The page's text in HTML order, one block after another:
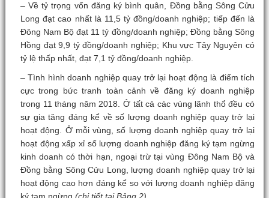
– Về tỷ trọng vốn đăng ký bình quân, Đồng bằng Sông Cửu
Long đạt cao nhất là 11,5 tỷ đồng/doanh nghiệp; tiếp đến là
Đông Nam Bộ đạt 11 tỷ đồng/doanh nghiệp; Đồng bằng Sông
Hồng đạt 9,9 tỷ đồng/doanh nghiệp; Khu vực Tây Nguyên có
tỷ lệ thấp nhất, đạt 7,1 tỷ đồng/doanh nghiệp.
– Tình hình doanh nghiệp quay trở lại hoạt động là điểm tích
cực trong bức tranh toàn cảnh về đăng ký doanh nghiệp
trong 11 tháng năm 2018. Ở tất cả các vùng lãnh thổ đều có
sự gia tăng đáng kể về số lượng doanh nghiệp quay trở lại
hoạt động. Ở mỗi vùng, số lượng doanh nghiệp quay trở lại
hoạt động xấp xỉ số lượng doanh nghiệp đăng ký tạm ngừng
kinh doanh có thời hạn, ngoại trừ tại vùng Đông Nam Bộ và
Đồng bằng Sông Cửu Long, lượng doanh nghiệp quay trở lại
hoạt động cao hơn đáng kể so với lượng doanh nghiệp đăng